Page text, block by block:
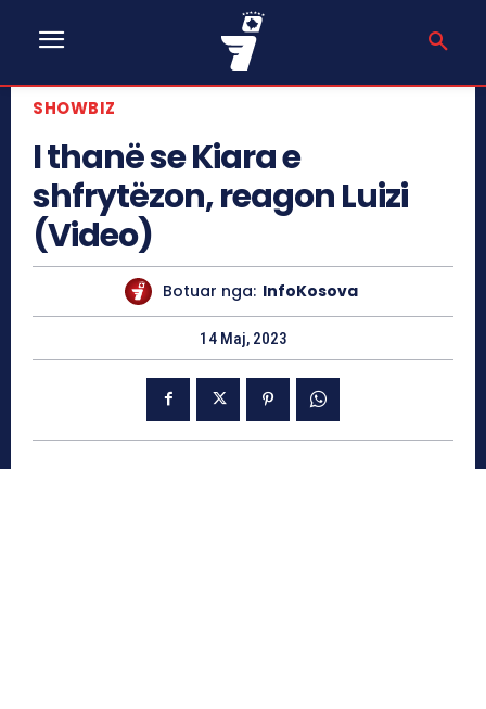
SHOWBIZ
I thanë se Kiara e
shfrytëzon, reagon Luizi
(Video)
Botuar nga: InfoKosova
14 Maj, 2023